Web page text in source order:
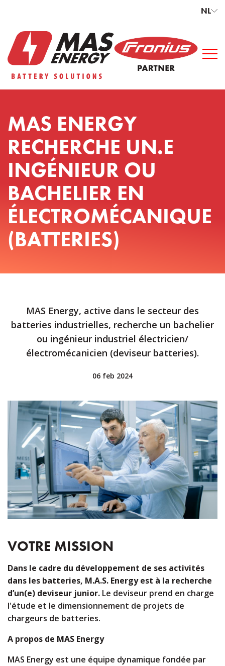
NL
MAS ENERGY
RECHERCHE UN.E
INGÉNIEUR OU
BACHELIER EN
ÉLECTROMÉCANIQUE
(BATTERIES)
MAS Energy, active dans le secteur des
batteries industrielles, recherche un bachelier
ou ingénieur industriel électricien/
électromécanicien (deviseur batteries).
06 feb 2024
VOTRE MISSION
Dans le cadre du développement de ses activités
dans les batteries, M.A.S. Energy est à la recherche
d’un(e) deviseur junior. Le deviseur prend en charge
l'étude et le dimensionnement de projets de
chargeurs de batteries.
A propos de MAS Energy
MAS Energy est une équipe dynamique fondée par